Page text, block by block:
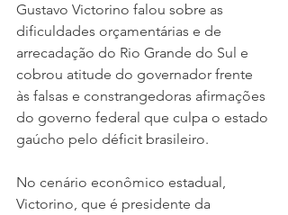
Gustavo Victorino falou sobre as
dificuldades orçamentárias e de
arrecadação do Rio Grande do Sul e
cobrou atitude do governador frente
às falsas e constrangedoras afirmações
do governo federal que culpa o estado
gaúcho pelo déficit brasileiro.
No cenário econômico estadual,
Victorino, que é presidente da